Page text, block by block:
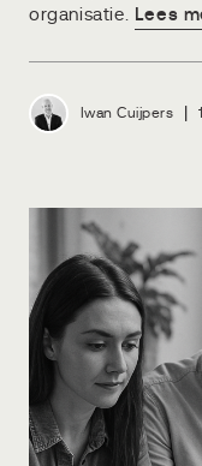
organisatie.
Lees
Iwan Cuijpers